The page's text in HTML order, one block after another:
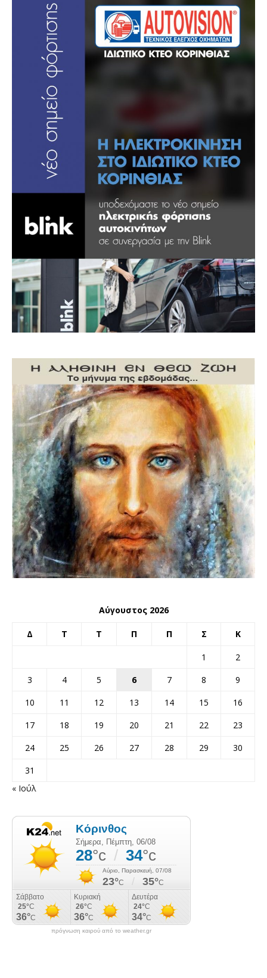
Αύγουστος 2026
Δ Τ Τ Π Π Σ Κ
1
2
3
4 5 6 7 8
9
10
11 12 13 14 15
16
17
18 19 20 21 22
23
24
25 26 27 28 29
30
31
« Ιούλ
πρόγνωση καιρού από το weather.gr